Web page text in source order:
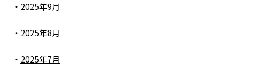
2025年9月
2025年8月
2025年7月